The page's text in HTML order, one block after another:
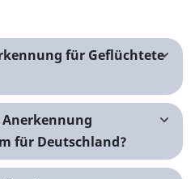
für Geflüchtete
für Deutschland?